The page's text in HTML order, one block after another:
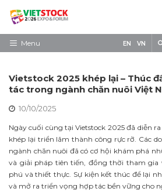
Skip
contentMenu
Về triển lãm
Trưng Bày
Tham Quan
Tin tức
Liên Hệ
EN VN
Vietstock 2025 khép lại – Thúc
tác trong ngành chăn nuôi Việt
10/10/2025
Ngày cuối cùng tại Vietstock 2025 đã diễn
khép lại triển lãm thành công rực rỡ. Các
ngành chăn nuôi đã có cơ hội khám phá
và giải pháp tiên tiến, đồng thời tham gia
phú và thiết thực. Sự kiện kết thúc để lại
và mở ra triển vọng hợp tác bền vững cho